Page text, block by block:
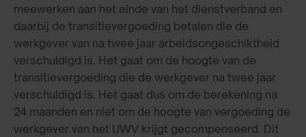
meewerken aan het einde van het dienstverband en
daarbij de transitievergoeding betalen die de
werkgever van na twee jaar arbeidsongeschiktheid
verschuldigd is. Het gaat om de hoogte van de
transitievergoeding die de werkgever na twee jaar
verschuldigd is. Het gaat dus om de berekening na
24 maanden en niet om de hoogte van vergoeding de
werkgever van het UWV krijgt gecompenseerd. Dit